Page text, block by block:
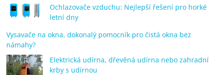
Ochlazovače vzduchu: Nejlepší řešení pro horké
letní dny
Vysavače na okna, dokonalý pomocník pro čistá okna bez
námahy?
Elektrická udírna, dřevěná udírna nebo zahradní
krby s udírnou